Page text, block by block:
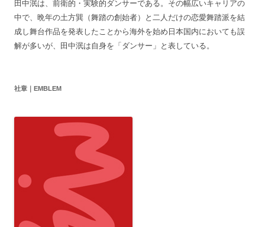
田中泯は、前衛的・実験的ダンサーである。その幅広いキャリアの
中で、晩年の土方巽（舞踏の創始者）と二人だけの恋愛舞踏派を結
成し舞台作品を発表したことから海外を始め日本国内においても誤
解が多いが、田中泯は自身を「ダンサー」と表している。
社章｜EMBLEM